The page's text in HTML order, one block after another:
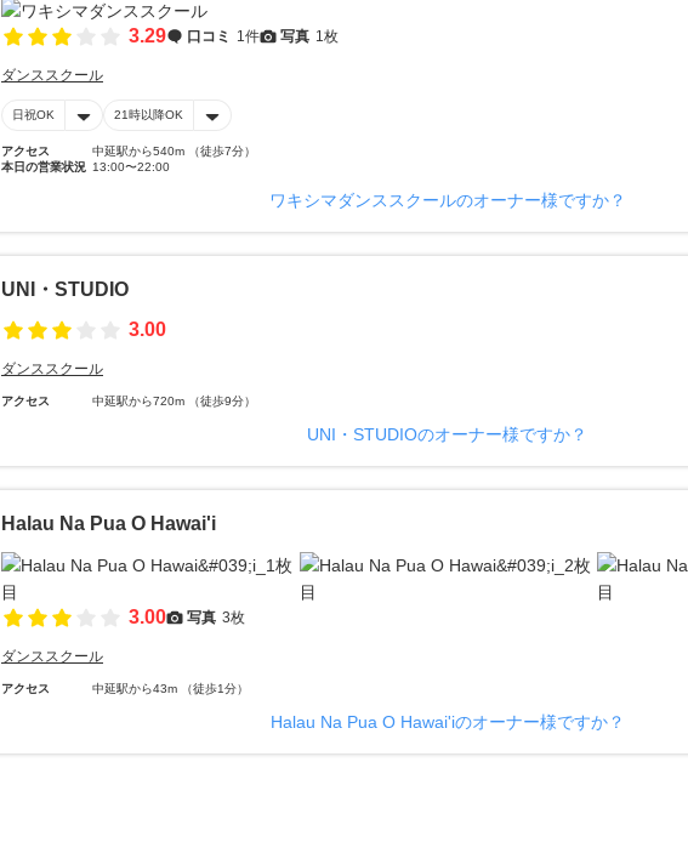
3.29 口コミ 1件 写真 1枚
ダンススクール
日祝OK 21時以降OK
アクセス
中延駅から540m （徒歩7分）
本日の営業状況 13:00〜22:00
ワキシマダンススクールのオーナー様ですか？
UNI・STUDIO
3.00
ダンススクール
アクセス 中延駅から720m （徒歩9分）
UNI・STUDIOのオーナー様ですか？
Halau Na Pua O Hawai'i
3.00 写真 3枚
ダンススクール
アクセス 中延駅から43m （徒歩1分）
Halau Na Pua O Hawai'iのオーナー様ですか？